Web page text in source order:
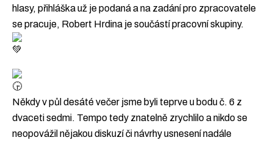
hlasy, přihláška už je podaná a na zadání pro zpracovatele
se pracuje, Robert Hrdina je součástí pracovní skupiny.
Někdy v půl desáté večer jsme byli teprve u bodu č. 6 z
dvaceti sedmi. Tempo tedy znatelně zrychlilo a nikdo se
neopovážil nějakou diskuzí či návrhy usnesení nadále